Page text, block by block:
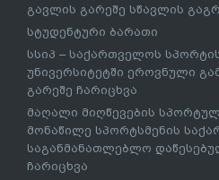
გავლის გარეშე სწავლის
სტუდენტური ბარათი
სსიპ – საქართველოს
უნივერსიტეტში ეროვნული
გარეშე ჩარიცხვა
მაღალი მიღწევების სპორტულ
მონაწილე სპორტსმენის
საგანმანათლებლო
ჩარიცხვა